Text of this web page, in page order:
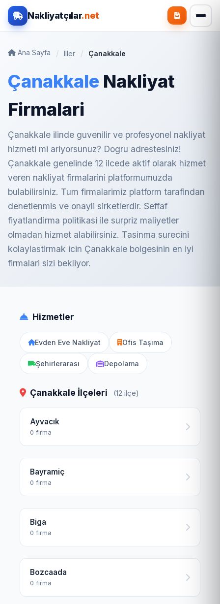
Nakliyatçılar.net
Ana Sayfa Iller Çanakkale
Çanakkale Nakliyat
Firmalari
Çanakkale ilinde guvenilir ve profesyonel nakliyat
hizmeti mi ariyorsunuz? Dogru adrestesiniz!
Çanakkale genelinde 12 ilcede aktif olarak hizmet
veren nakliyat firmalarini platformumuzda
bulabilirsiniz. Tum firmalarimiz platform tarafindan
denetlenmis ve onayli sirketlerdir. Seffaf
fiyatlandirma politikasi ile surpriz maliyetler
olmadan hizmet alabilirsiniz. Tasinma surecini
kolaylastirmak icin Çanakkale bolgesinin en iyi
firmalari sizi bekliyor.
Hizmetler
Evden Eve Nakliyat Ofis Taşıma
Şehirlerarası Depolama
Çanakkale İlçeleri (12 ilçe)
Ayvacık
0 firma
Bayramiç
0 firma
Biga
0 firma
Bozcaada
0 firma